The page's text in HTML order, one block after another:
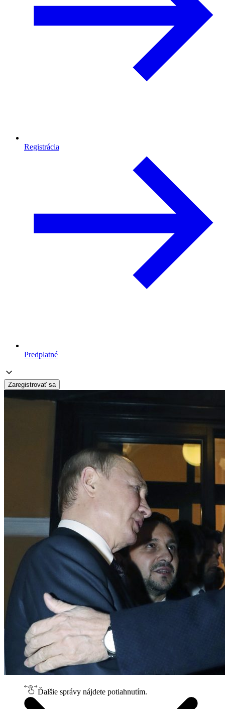
Registrácia
Predplatné
Zaregistrovať sa
Ďalšie správy nájdete potiahnutím.